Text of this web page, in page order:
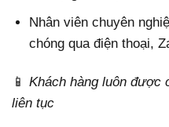
Nhân viên chuyên
chóng qua điện thoại,
📱 Khách hàng luôn được
liên tục